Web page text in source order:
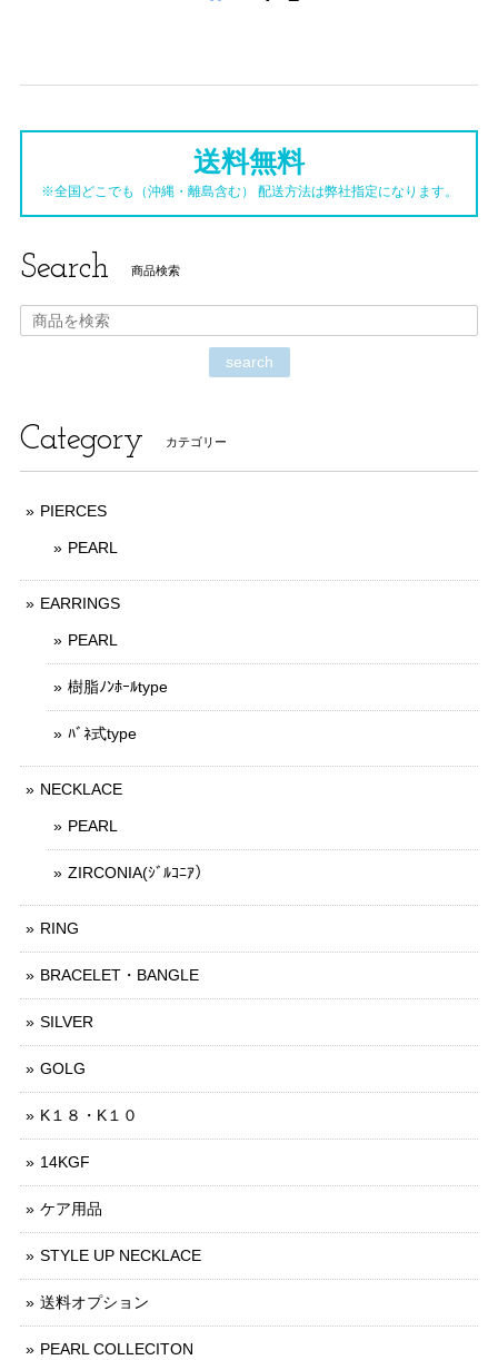
送料無料
※全国どこでも（沖縄・離島含む） 配送方法は弊社指定になります。
Search 商品検索
search
Category カテゴリー
PIERCES
PEARL
EARRINGS
PEARL
樹脂ﾉﾝﾎｰﾙtype
ﾊﾞﾈ式type
NECKLACE
PEARL
ZIRCONIA(ｼﾞﾙｺﾆｱ）
RING
BRACELET・BANGLE
SILVER
GOLG
K１８・K１０
14KGF
ケア用品
STYLE UP NECKLACE
送料オプション
PEARL COLLECITON